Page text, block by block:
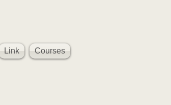
Link Courses